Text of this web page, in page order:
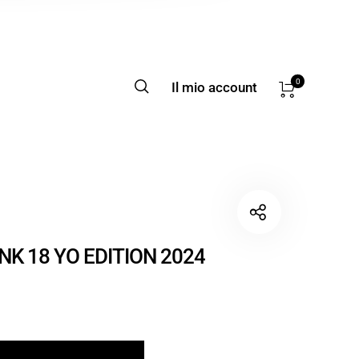
Il mio account 0
18 YO EDITION 2024